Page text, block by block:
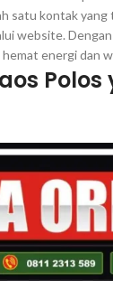
satu kontak yang
website.
energi dan
Polos